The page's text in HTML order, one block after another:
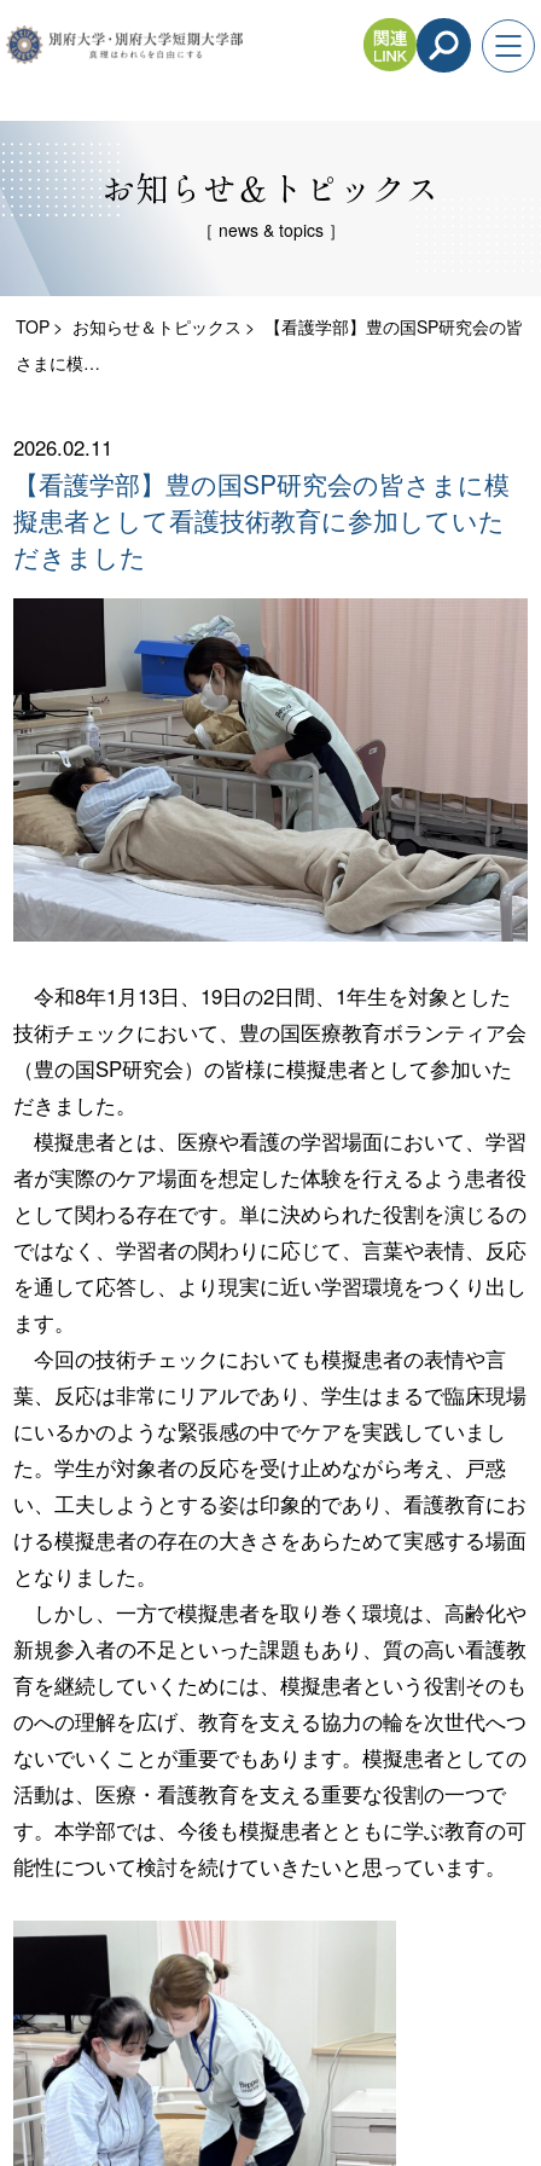
お知らせ＆トピックス
［ news & topics ］
TOP お知らせ＆トピックス
【看護学部】豊の国SP研究会の皆
さまに模…
2026.02.11
【看護学部】豊の国SP研究会の皆さまに模
擬患者として看護技術教育に参加していた
だきました
令和8年1月13日、19日の2日間、1年生を対象とした
技術チェックにおいて、豊の国医療教育ボランティア会
（豊の国SP研究会）の皆様に模擬患者として参加いた
だきました。
模擬患者とは、医療や看護の学習場面において、学習
者が実際のケア場面を想定した体験を行えるよう患者役
として関わる存在です。単に決められた役割を演じるの
ではなく、学習者の関わりに応じて、言葉や表情、反応
を通して応答し、より現実に近い学習環境をつくり出し
ます。
今回の技術チェックにおいても模擬患者の表情や言
葉、反応は非常にリアルであり、学生はまるで臨床現場
にいるかのような緊張感の中でケアを実践していまし
た。学生が対象者の反応を受け止めながら考え、戸惑
い、工夫しようとする姿は印象的であり、看護教育にお
ける模擬患者の存在の大きさをあらためて実感する場面
となりました。
しかし、一方で模擬患者を取り巻く環境は、高齢化や
新規参入者の不足といった課題もあり、質の高い看護教
育を継続していくためには、模擬患者という役割そのも
のへの理解を広げ、教育を支える協力の輪を次世代へつ
ないでいくことが重要でもあります。模擬患者としての
活動は、医療・看護教育を支える重要な役割の一つで
す。本学部では、今後も模擬患者とともに学ぶ教育の可
能性について検討を続けていきたいと思っています。